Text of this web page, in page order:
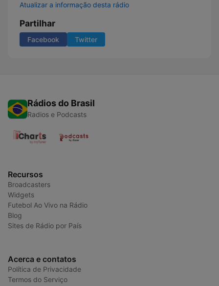
Atualizar a informação desta rádio
Partilhar
Facebook Twitter
Rádios do Brasil
Radios e Podcasts
Recursos
Broadcasters
Widgets
Futebol Ao Vivo na Rádio
Blog
Sites de Rádio por País
Acerca e contatos
Política de Privacidade
Termos do Serviço